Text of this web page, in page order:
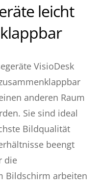
leicht
VisioDesk
anderen Raum
Sie sind ideal
Bildqualität
beengt
die
Bildschirm arbeiten